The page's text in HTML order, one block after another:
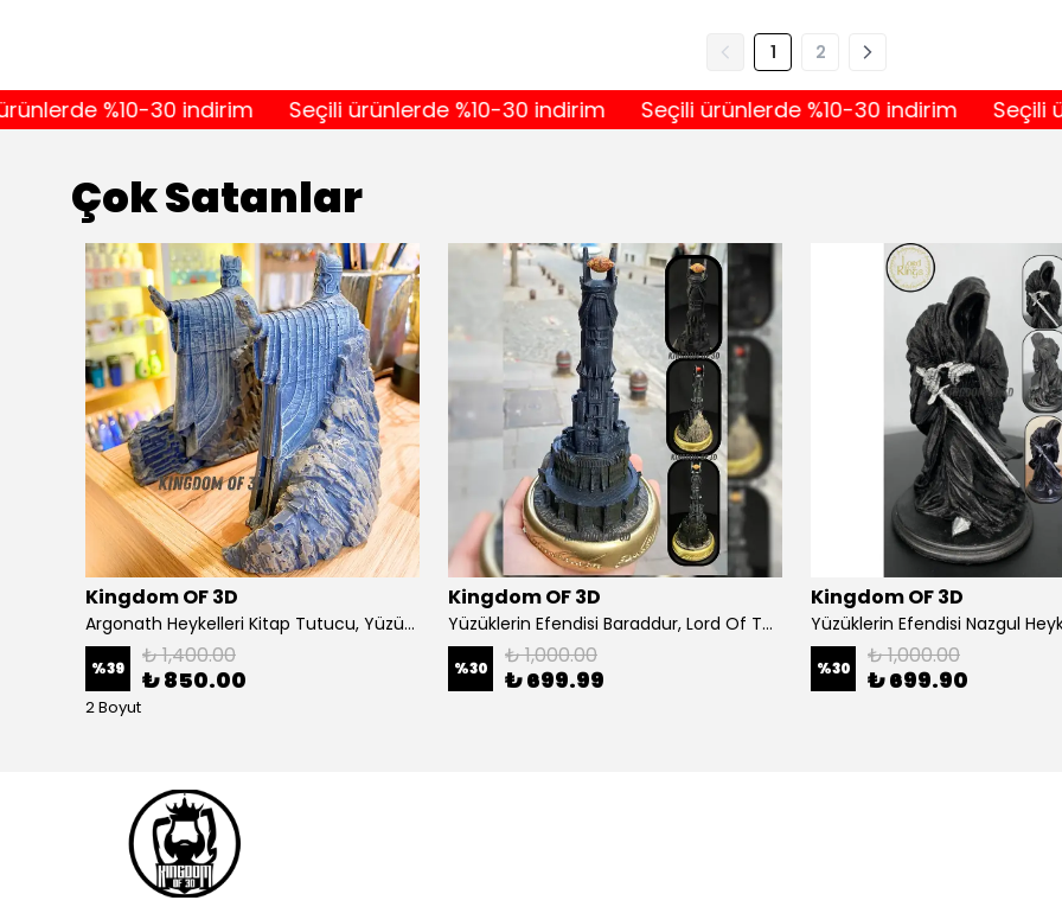
1 2
%10-30 indirim Seçili ürünlerde %10-30 indirim Seçili ürünlerde %10-30 indirim Seçili
Çok Satanlar
Kingdom OF 3D
Argonath Heykelleri Kitap Tutucu, Yüzüklerin Efendisi Figür, Argonath Bookend, 2 Parça (Sağ, Sol)
%39 ₺ 1,400.00
₺ 850.00
2 Boyut
Kingdom OF 3D
Yüzüklerin Efendisi Baraddur, Lord Of The Rings, Sauron'un Gözü Biblo, Barad Dur Kale
%30 ₺ 1,000.00
₺ 699.99
Kingdom OF 3D
%30 ₺ 1,000.00
₺ 699.90